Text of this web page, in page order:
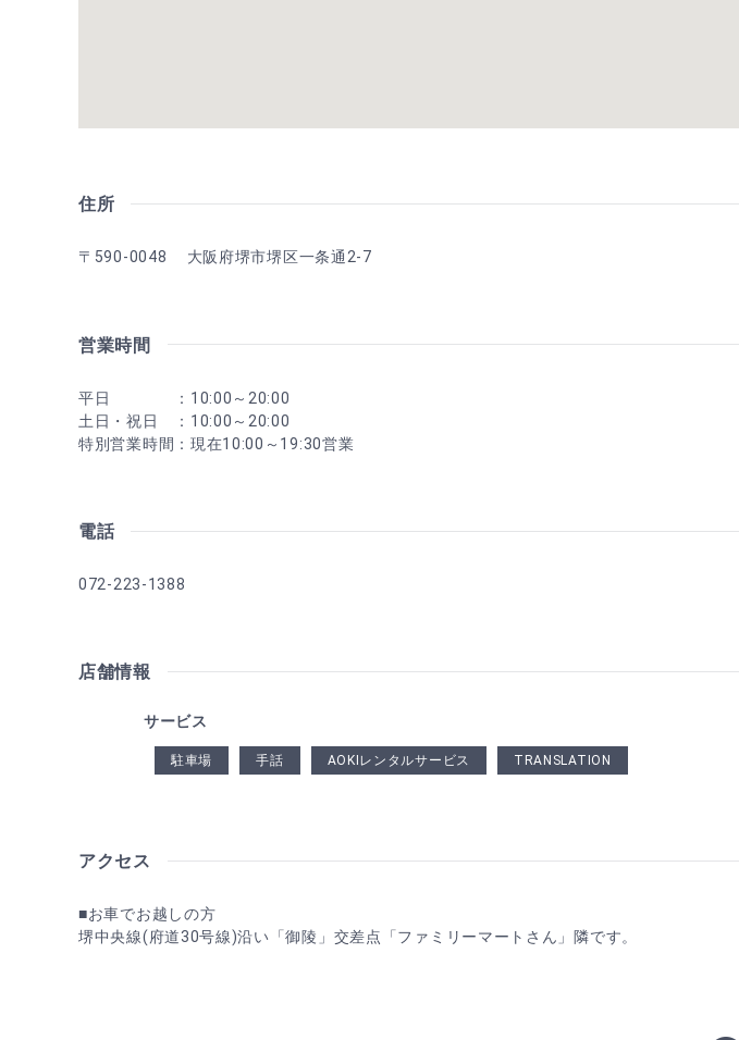
住所
〒590-0048 大阪府堺市堺区一条通2-7
営業時間
平日 ：10:00～20:00
土日・祝日 ：10:00～20:00
特別営業時間：現在10:00～19:30営業
電話
072-223-1388
店舗情報
サービス
駐車場 手話 AOKIレンタルサービス TRANSLATION
アクセス
■お車でお越しの方
堺中央線(府道30号線)沿い「御陵」交差点「ファミリーマートさん」隣です。